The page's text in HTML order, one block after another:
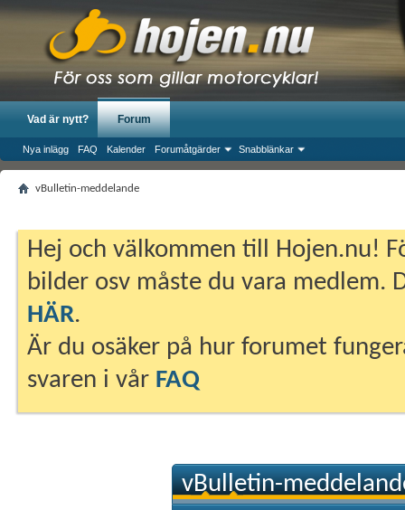
Vad är nytt? Forum
Nya inlägg FAQ Kalender Forumåtgärder Snabblänkar
vBulletin-meddelande
Hej och välkommen till Hojen.nu!
bilder osv måste du vara medlem.
HÄR.
Är du osäker på hur forumet
svaren i vår FAQ
vBulletin-